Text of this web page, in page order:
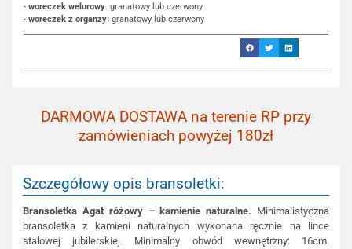
- woreczek welurowy: granatowy lub czerwony
- woreczek z organzy: granatowy lub czerwony
DARMOWA DOSTAWA na terenie RP przy
zamówieniach powyżej 180zł
Szczegółowy opis bransoletki:
Bransoletka Agat różowy – kamienie naturalne. Minimalistyczna
bransoletka z kamieni naturalnych wykonana ręcznie na lince
stalowej jubilerskiej. Minimalny obwód wewnętrzny: 16cm.